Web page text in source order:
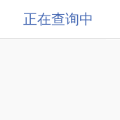
正在查询中